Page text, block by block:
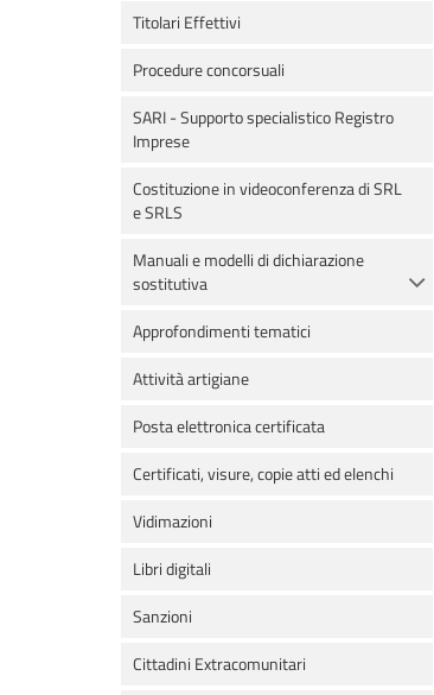
Titolari Effettivi
Procedure concorsuali
SARI - Supporto specialistico Registro
Imprese
Costituzione in videoconferenza di SRL
e SRLS
Manuali e modelli di dichiarazione
sostitutiva
Approfondimenti tematici
Attività artigiane
Posta elettronica certificata
Certificati, visure, copie atti ed elenchi
Vidimazioni
Libri digitali
Sanzioni
Cittadini Extracomunitari